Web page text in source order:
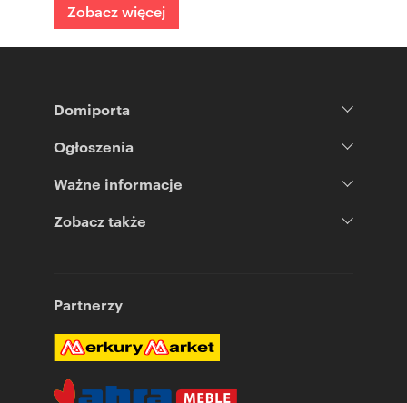
Zobacz więcej
Domiporta
Ogłoszenia
Ważne informacje
Zobacz także
Partnerzy